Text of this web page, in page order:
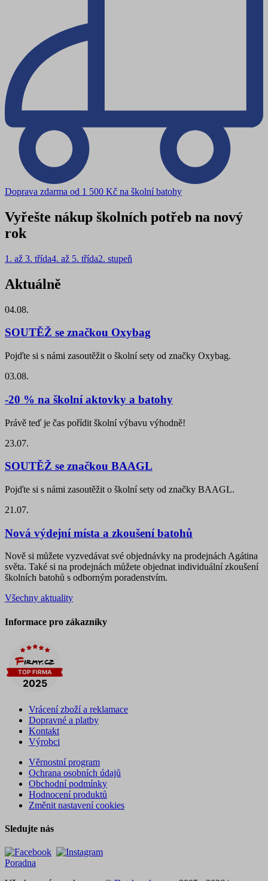
Doprava zdarma od 1 500 Kč na školní batohy
Vyřešte nákup školních potřeb na nový
rok
1. až 3. třída4. až 5. třída2. stupeň
Aktuálně
04.08.
SOUTĚŽ se značkou Oxybag
Pojďte si s námi zasoutěžit o školní sety od značky Oxybag.
03.08.
-20 % na školní aktovky a batohy
Právě teď je čas pořídit školní výbavu výhodně!
23.07.
SOUTĚŽ se značkou BAAGL
Pojďte si s námi zasoutěžit o školní sety od značky BAAGL.
21.07.
Nová výdejní místa a zkoušení batohů
Nově si můžete vyzvedávat své objednávky na prodejnách Agátina
světa. Také si na prodejnách můžete objednat individuální zkoušení
školních batohů s odborným poradenstvím.
Všechny aktuality
Informace pro zákazníky
Vrácení zboží a reklamace
Dopravné a platby
Kontakt
Výrobci
Věrnostní program
Ochrana osobních údajů
Obchodní podmínky
Hodnocení produktů
Změnit nastavení cookies
Sledujte nás
Poradna